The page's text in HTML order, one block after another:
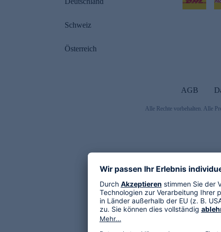
Schweiz
Österreich
AGB
Alle Rechte vorbehalten. Alle